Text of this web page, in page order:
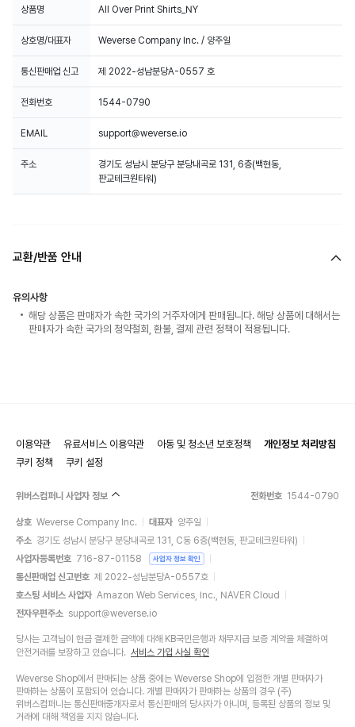
상품명 All Over Print Shirts_NY
상호명/대표자 Weverse Company Inc. / 양주일
통신판매업 신고 제 2022-성남분당A-0557 호
전화번호 1544-0790
EMAIL support@weverse.io
주소
경기도 성남시 분당구 분당내곡로 131, 6층(백현동,
판교테크원타워)
교환/반품 안내
유의사항
해당 상품은 판매자가 속한 국가의 거주자에게 판매됩니다. 해당 상품에 대해서는
판매자가 속한 국가의 청약철회, 환불, 결제 관련 정책이 적용됩니다.
이용약관 유료서비스 이용약관 아동 및 청소년 보호정책
개인정보 처리방침
쿠키 정책
쿠키 설정
위버스컴퍼니 사업자 정보 전화번호 1544-0790
상호 Weverse Company Inc. 대표자 양주일
주소 경기도 성남시 분당구 분당내곡로 131, C동 6층(백현동, 판교테크원타워)
사업자등록번호 716-87-01158 사업자 정보 확인
통신판매업 신고번호 제 2022-성남분당A-0557호
호스팅 서비스 사업자 Amazon Web Services, Inc., NAVER Cloud
전자우편주소 support@weverse.io
당사는 고객님이 현금 결제한 금액에 대해 KB국민은행과 채무지급 보증 계약을 체결하여
안전거래를 보장하고 있습니다. 서비스 가입 사실 확인
Weverse Shop에서 판매되는 상품 중에는 Weverse Shop에 입점한 개별 판매자가
판매하는 상품이 포함되어 있습니다. 개별 판매자가 판매하는 상품의 경우 (주)
위버스컴퍼니는 통신판매중개자로서 통신판매의 당사자가 아니며, 등록된 상품의 정보 및
거래에 대해 책임을 지지 않습니다.